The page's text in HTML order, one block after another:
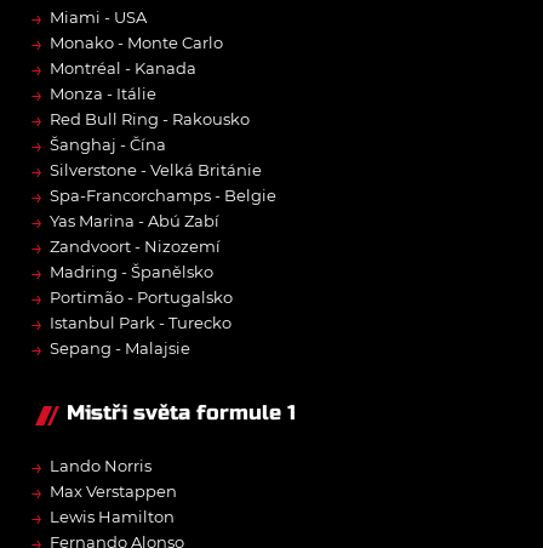
→ Miami - USA
→ Monako - Monte Carlo
→ Montréal - Kanada
→ Monza - Itálie
→ Red Bull Ring - Rakousko
→ Šanghaj - Čína
→ Silverstone - Velká Británie
→ Spa-Francorchamps - Belgie
→ Yas Marina - Abú Zabí
→ Zandvoort - Nizozemí
→ Madring - Španělsko
→ Portimão - Portugalsko
→ Istanbul Park - Turecko
→ Sepang - Malajsie
Mistři světa formule 1
→ Lando Norris
→ Max Verstappen
→ Lewis Hamilton
Fernando Alonso